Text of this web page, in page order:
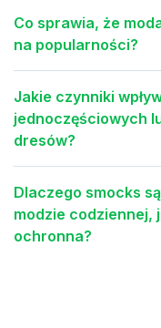
Co sprawia, że
na popularności?
Jakie czynniki
jednoczęściowych
dresów?
Dlaczego smocks
modzie codziennej,
ochronna?